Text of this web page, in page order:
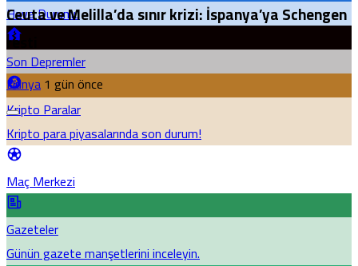
Hava Durumu
Son Depremler
Kripto Paralar
Kripto para piyasalarında son durum!
Maç Merkezi
Gazeteler
Günün gazete manşetlerini inceleyin.
Ceuta ve Melilla’da sınır krizi: İspanya’ya Schengen
resti
Dünya1 gün önce